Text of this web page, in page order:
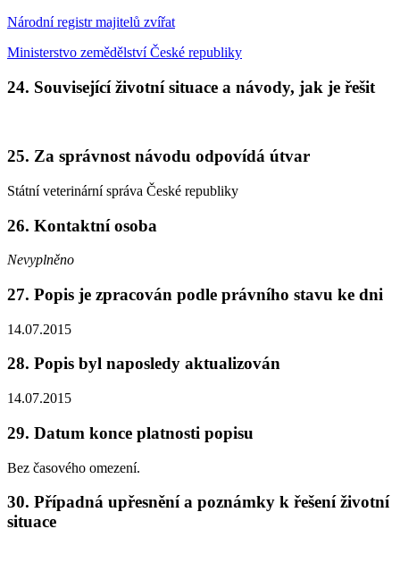
Národní registr majitelů zvířat
Ministerstvo zemědělství České republiky
24. Související životní situace a návody, jak je řešit
25. Za správnost návodu odpovídá útvar
Státní veterinární správa České republiky
26. Kontaktní osoba
Nevyplněno
27. Popis je zpracován podle právního stavu ke dni
14.07.2015
28. Popis byl naposledy aktualizován
14.07.2015
29. Datum konce platnosti popisu
Bez časového omezení.
30. Případná upřesnění a poznámky k řešení životní
situace